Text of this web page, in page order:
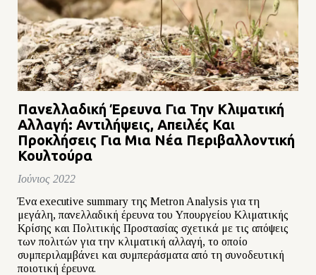
Πανελλαδική Έρευνα Για Την Κλιματική
Αλλαγή: Αντιλήψεις, Απειλές Και
Προκλήσεις Για Μια Νέα Περιβαλλοντική
Κουλτούρα
Ιούνιος 2022
Ένα executive summary της Metron Analysis για τη
μεγάλη, πανελλαδική έρευνα του Υπουργείου Κλιματικής
Κρίσης και Πολιτικής Προστασίας σχετικά με τις απόψεις
των πολιτών για την κλιματική αλλαγή, το οποίο
συμπεριλαμβάνει και συμπεράσματα από τη συνοδευτική
ποιοτική έρευνα.